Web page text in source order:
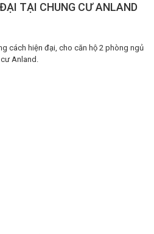
TẠI CHUNG CƯ ANLAND
cách hiện đại, cho căn hộ 2 phòng ngủ
Anland.